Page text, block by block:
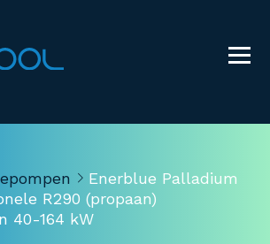
Enerblue Palladium
R290 (propaan)
40-164 kW